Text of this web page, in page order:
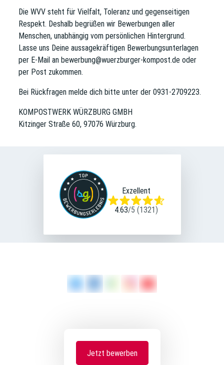
Die WVV steht für Vielfalt, Toleranz und gegenseitigen
Respekt. Deshalb begrüßen wir Bewerbungen aller
Menschen, unabhängig vom persönlichen Hintergrund.
Lasse uns Deine aussagekräftigen Bewerbungsunterlagen
per E-Mail anbewerbung@wuerzburger-kompost.deoder
per Post zukommen.
Bei Rückfragen melde dich bitte unter der 0931-2709223.
KOMPOSTWERK WÜRZBURG GMBH
Kitzinger Straße 60, 97076 Würzburg.
Exzellent
4.63/5 (1321)
Jetzt bewerben